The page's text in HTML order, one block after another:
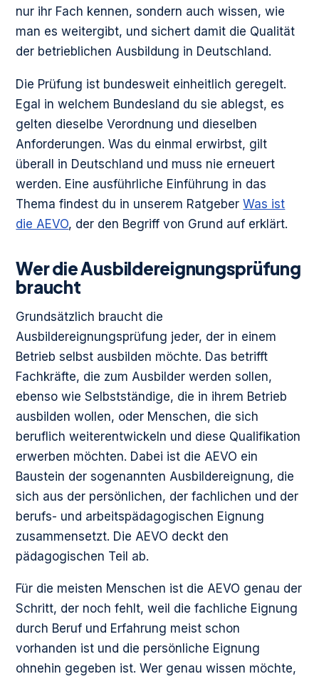
nur ihr Fach kennen, sondern auch wissen, wie
man es weitergibt, und sichert damit die Qualität
der betrieblichen Ausbildung in Deutschland.
Die Prüfung ist bundesweit einheitlich geregelt.
Egal in welchem Bundesland du sie ablegst, es
gelten dieselbe Verordnung und dieselben
Anforderungen. Was du einmal erwirbst, gilt
überall in Deutschland und muss nie erneuert
werden. Eine ausführliche Einführung in das
Thema findest du in unserem RatgeberWas ist
die AEVO, der den Begriff von Grund auf erklärt.
Wer die Ausbildereignungsprüfung
braucht
Grundsätzlich braucht die
Ausbildereignungsprüfung jeder, der in einem
Betrieb selbst ausbilden möchte. Das betrifft
Fachkräfte, die zum Ausbilder werden sollen,
ebenso wie Selbstständige, die in ihrem Betrieb
ausbilden wollen, oder Menschen, die sich
beruflich weiterentwickeln und diese Qualifikation
erwerben möchten. Dabei ist die AEVO ein
Baustein der sogenannten Ausbildereignung, die
sich aus der persönlichen, der fachlichen und der
berufs- und arbeitspädagogischen Eignung
zusammensetzt. Die AEVO deckt den
pädagogischen Teil ab.
Für die meisten Menschen ist die AEVO genau der
Schritt, der noch fehlt, weil die fachliche Eignung
durch Beruf und Erfahrung meist schon
vorhanden ist und die persönliche Eignung
ohnehin gegeben ist. Wer genau wissen möchte,